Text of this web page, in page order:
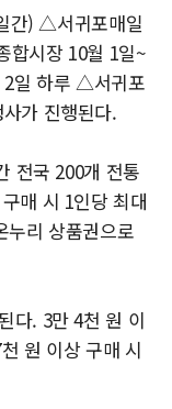
간) △서귀포매일
합시장 10월 1일~
일 하루 △서귀포
가 진행된다.
전국 200개 전통
매 시 1인당 최대
누리 상품권으로
다. 3만 4천 원 이
원 이상 구매 시